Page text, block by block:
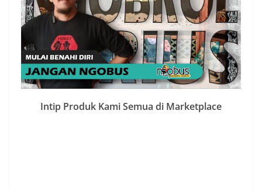
Intip Produk Kami Semua di Marketplace